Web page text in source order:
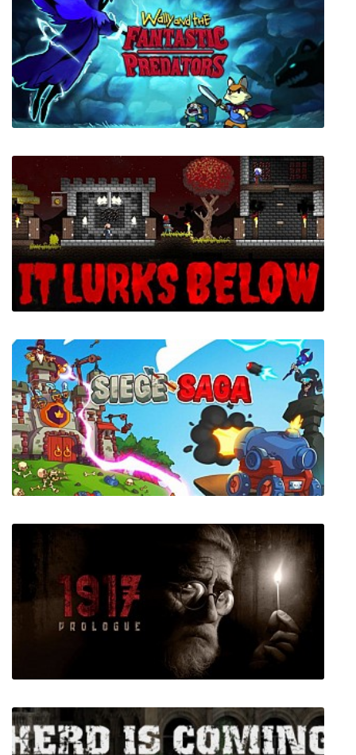
Wally and the FANTASTIC PREDATORS
It Lurks Below
Siege Saga